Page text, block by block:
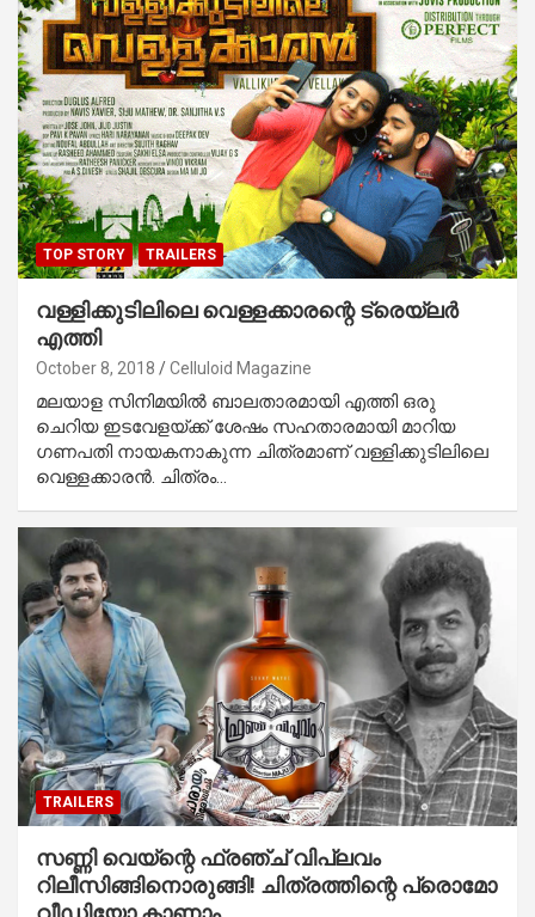
TOP STORY TRAILERS
വള്ളിക്കുടിലിലെ വെള്ളക്കാരന്റെ ട്രെയ്‌ലര്‍
എത്തി
October 8, 2018 Celluloid Magazine
മലയാള സിനിമയില്‍ ബാലതാരമായി എത്തി ഒരു
ചെറിയ ഇടവേളയ്ക്ക് ശേഷം സഹതാരമായി മാറിയ
ഗണപതി നായകനാകുന്ന ചിത്രമാണ് വള്ളിക്കുടിലിലെ
വെള്ളക്കാരന്‍. ചിത്രം…
TRAILERS
സണ്ണി വെയ്ന്റെ ഫ്രഞ്ച് വിപ്ലവം
റിലീസിങ്ങിനൊരുങ്ങി! ചിത്രത്തിന്റെ പ്രൊമോ